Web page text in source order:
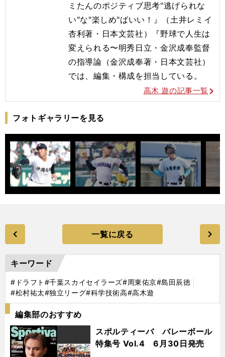
ミたんのポジティブ思考"逃げられな
い"な"楽しめ"ばいい！』（土井レミイ
杏利著・日本文芸社）『野球で人生は
変えられる〜明秀日立・金沢成奉監督
の指導論（金沢成奉著・日本文芸社）
では、編集・構成を担当している。
高木 遊の記事一覧
フォトギャラリーを見る
一覧に戻る
キーワード
#ドラフト #千葉スカイセイラーズ#周東佑京#島田辰徳
#松村祐太#独立リーグ#科学技術高#高木遊
編集部のおすすめ
スポルティーバ バレーボール
特集号 Vol.4 6月30日発売